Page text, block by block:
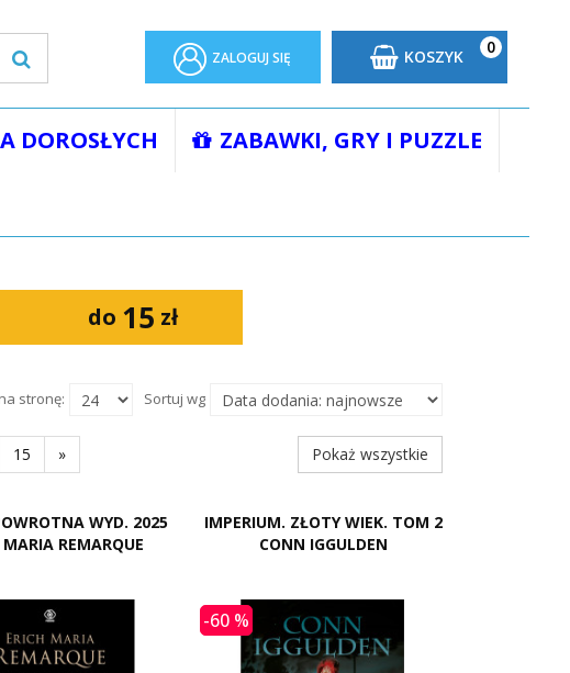
ZALOGUJ SIĘ KOSZYK 0
DOROSŁYCH ZABAWKI, GRY I PUZZLE
do 15 zł
Sortuj wg
stronę:
15 » Pokaż wszystkie
WYD. 2025
MARIA REMARQUE
IMPERIUM. ZŁOTY WIEK. TOM 2
CONN IGGULDEN
-60 %